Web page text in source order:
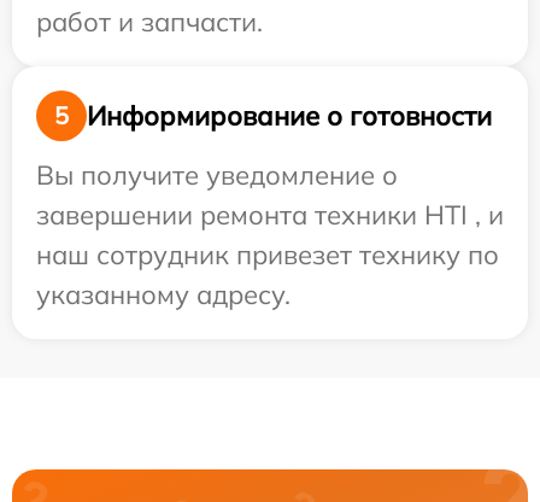
работ и запчасти.
5
Информирование о готовности
Вы получите уведомление о
завершении ремонта техники HTI , и
наш сотрудник привезет технику по
указанному адресу.